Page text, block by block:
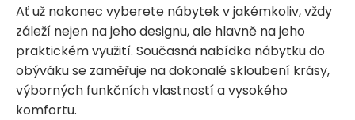
Ať už nakonec vyberete nábytek v jakémkoliv, vždy
záleží nejen na jeho designu, ale hlavně na jeho
praktickém využití. Současná nabídka nábytku do
obýváku se zaměřuje na dokonalé skloubení krásy,
výborných funkčních vlastností a vysokého
komfortu.